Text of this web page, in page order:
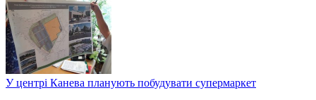
У центрі Канева планують побудувати супермаркет